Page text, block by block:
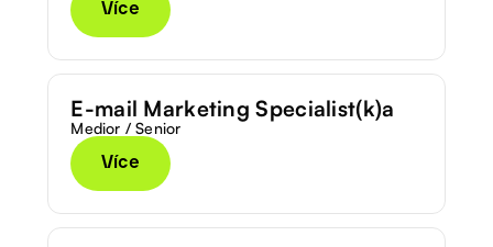
Více
E-mail Marketing Specialist(k)a
Medior / Senior
Více